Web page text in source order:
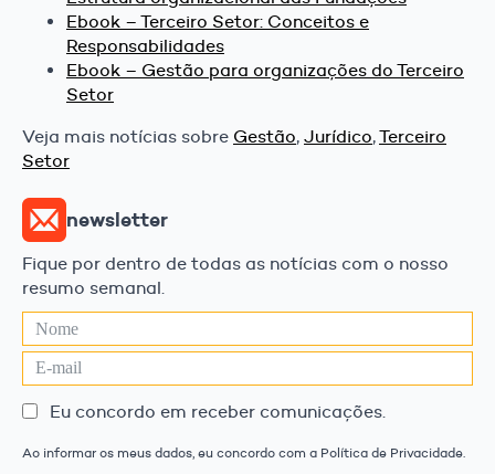
Ebook – Terceiro Setor: Conceitos e
Responsabilidades
Ebook – Gestão para organizações do Terceiro
Setor
Veja mais notícias sobre Gestão, Jurídico,Terceiro
Setor
newsletter
Fique por dentro de todas as notícias com o nosso
resumo semanal.
Eu concordo em receber comunicações.
Ao informar os meus dados, eu concordo com a Política de Privacidade.